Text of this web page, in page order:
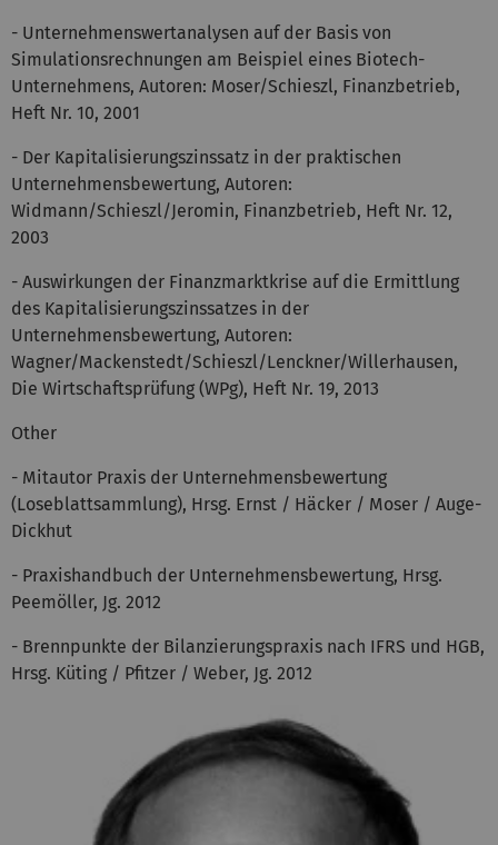
- Unternehmenswertanalysen auf der Basis von
Simulationsrechnungen am Beispiel eines Biotech-
Unternehmens, Autoren: Moser/Schieszl, Finanzbetrieb,
Heft Nr. 10, 2001
- Der Kapitalisierungszinssatz in der praktischen
Unternehmensbewertung, Autoren:
Widmann/Schieszl/Jeromin, Finanzbetrieb, Heft Nr. 12,
2003
- Auswirkungen der Finanzmarktkrise auf die Ermittlung
des Kapitalisierungszinssatzes in der
Unternehmensbewertung, Autoren:
Wagner/Mackenstedt/Schieszl/Lenckner/Willerhausen,
Die Wirtschaftsprüfung (WPg), Heft Nr. 19, 2013
Other
- Mitautor Praxis der Unternehmensbewertung
(Loseblattsammlung), Hrsg. Ernst / Häcker / Moser / Auge-
Dickhut
- Praxishandbuch der Unternehmensbewertung, Hrsg.
Peemöller, Jg. 2012
- Brennpunkte der Bilanzierungspraxis nach IFRS und HGB,
Hrsg. Küting / Pfitzer / Weber, Jg. 2012